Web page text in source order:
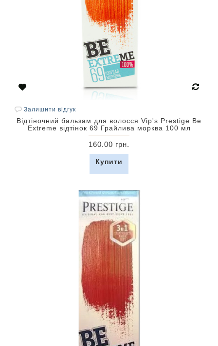
Залишити відгук
Відтіночний бальзам для волосся Vip's Prestige Be
Extreme відтінок 69 Грайлива морква 100 мл
160.00 грн.
Купити